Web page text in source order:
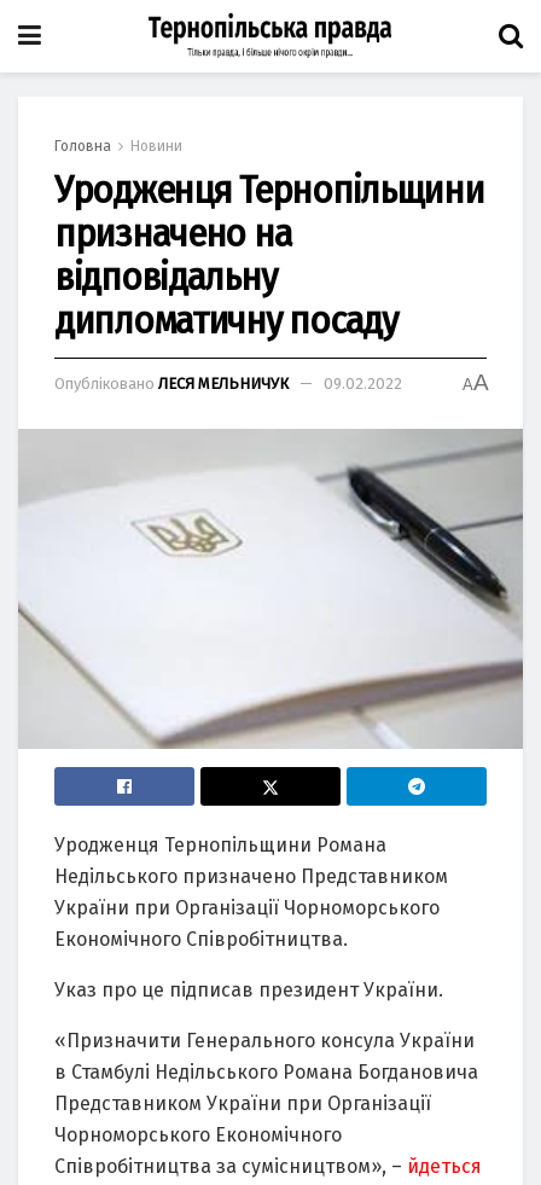
Головна Новини
Уродженця Тернопільщини
призначено на
відповідальну
дипломатичну посаду
Опубліковано ЛЕСЯ МЕЛЬНИЧУК 09.02.2022 AA
Уродженця Тернопільщини Романа
Недільського призначено Представником
України при Організації Чорноморського
Економічного Співробітництва.
Указ про це підписав президент України.
«Призначити Генерального консула України
в Стамбулі Недільського Романа Богдановича
Представником України при Організації
Чорноморського Економічного
Співробітництва за сумісництвом», – йдеться